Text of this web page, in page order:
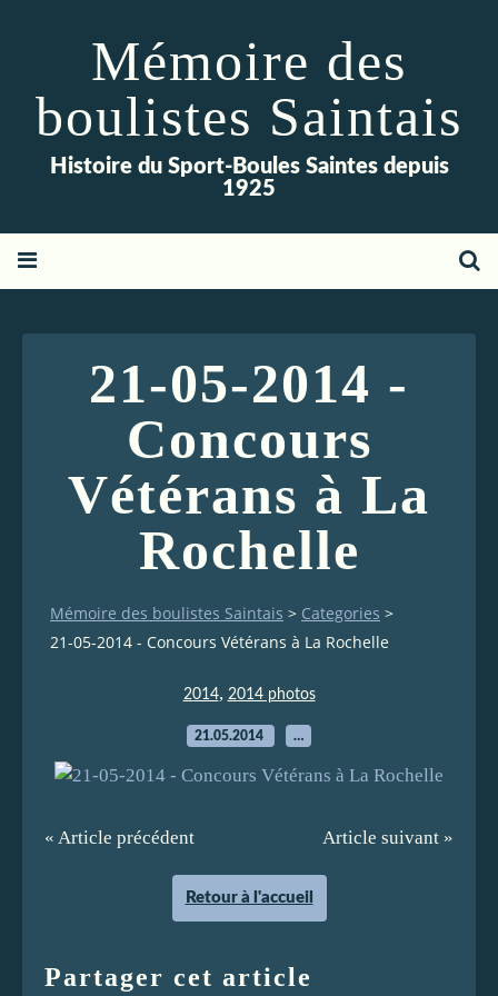
Mémoire des
boulistes Saintais
Histoire du Sport-Boules Saintes depuis
1925
21-05-2014 -
Concours
Vétérans à La
Rochelle
Mémoire des boulistes Saintais > Categories >
21-05-2014 - Concours Vétérans à La Rochelle
2014, 2014 photos
21.05.2014 …
« Article précédent Article suivant »
Retour à l'accueil
Partager cet article